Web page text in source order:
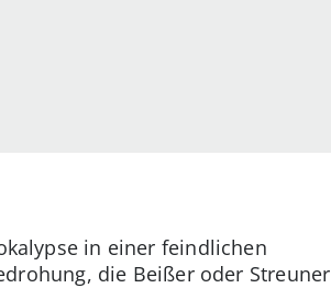
in einer feindlichen
die Beißer oder Streuner